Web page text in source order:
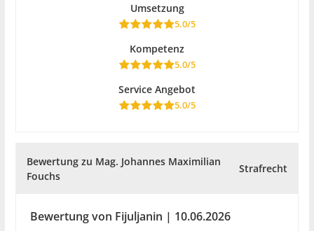
Umsetzung
5.0/5
Kompetenz
5.0/5
Service Angebot
5.0/5
Bewertung zu Mag. Johannes Maximilian
Fouchs
Strafrecht
Bewertung von Fijuljanin | 10.06.2026